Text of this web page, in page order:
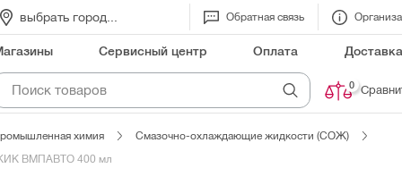
выбрать город... Обратная связь
Сервисный центр Оплата Доставка
0
химия
Смазочно-охлаждающие жидкости (СОЖ)
ВМПАВТО 400 мл